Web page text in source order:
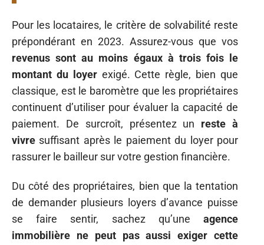
Pour les locataires, le critère de solvabilité reste
prépondérant en 2023. Assurez-vous que vos
revenus sont au moins égaux à trois fois le
montant du loyerexigé. Cette règle, bien que
classique, est le baromètre que les propriétaires
continuent d’utiliser pour évaluer la capacité de
paiement. De surcroît, présentez un reste à
vivre suffisant après le paiement du loyer pour
rassurer le bailleur sur votre gestion financière.
Du côté des propriétaires, bien que la tentation
de demander plusieurs loyers d’avance puisse
se faire sentir, sachez qu’une agence
immobilière ne peut pas aussi exiger cette